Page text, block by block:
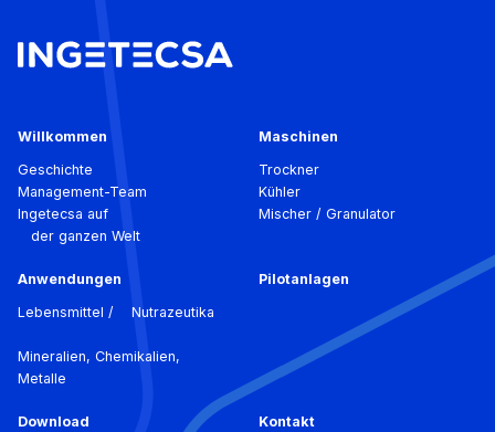
Willkommen
Geschichte
Management-Team
Ingetecsa auf
der ganzen Welt
Maschinen
Trockner
Kühler
Mischer / Granulator
Anwendungen
Lebensmittel / Nutrazeutika
Mineralien, Chemikalien,
Metalle
Pilotanlagen
Download Kontakt